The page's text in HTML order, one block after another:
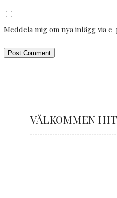
Meddela mig om nya inlägg via
VÄLKOMMEN